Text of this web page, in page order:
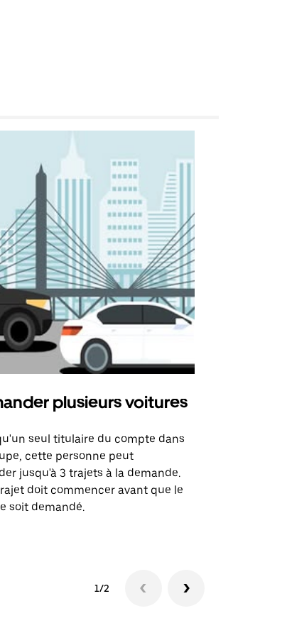
plusieurs voitures
seul titulaire du compte dans
cette personne peut
jusqu'à 3 trajets à la demande.
doit commencer avant que le
soit demandé.
1/2